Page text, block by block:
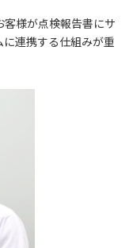
様が点検報告書にサ
連携する仕組みが重